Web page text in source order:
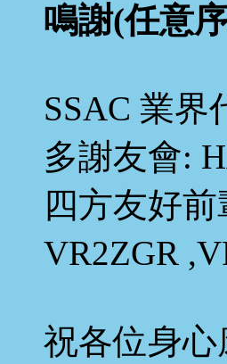
鳴謝(任意
SSAC 業界
多謝友會:
四方友好
VR2ZGR
祝各位身